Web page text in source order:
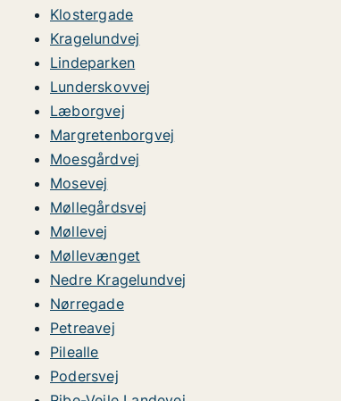
Klostergade
Kragelundvej
Lindeparken
Lunderskovvej
Læborgvej
Margretenborgvej
Moesgårdvej
Mosevej
Møllegårdsvej
Møllevej
Møllevænget
Nedre Kragelundvej
Nørregade
Petreavej
Pilealle
Podersvej